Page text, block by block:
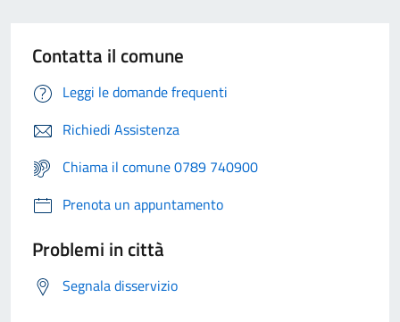
Contatta il comune
Leggi le domande frequenti
Richiedi Assistenza
Chiama il comune 0789 740900
Prenota un appuntamento
Problemi in città
Segnala disservizio